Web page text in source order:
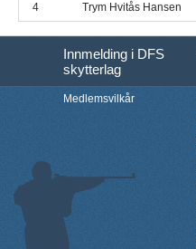
4 Trym Hvitås Hansen
Innmelding i DFS
skytterlag
Medlemsvilkår